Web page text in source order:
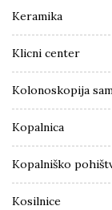
Keramika
Klicni center
Kolonoskopija
Kopalnica
Kopalniško
Kosilnice